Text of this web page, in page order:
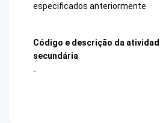
especificados anteriormente
Código e descrição da
secundária
-